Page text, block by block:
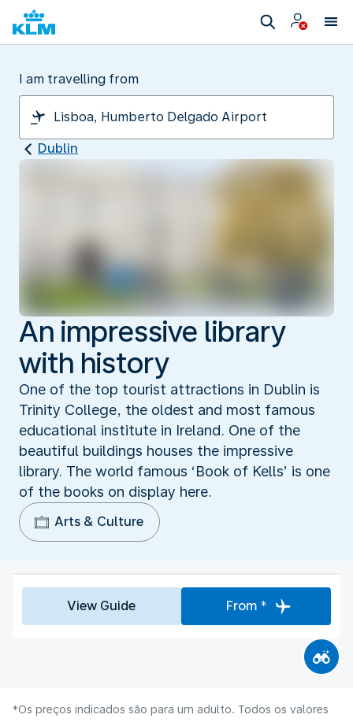
I am travelling from
Dublin
An impressive library
with history
One of the top tourist attractions in Dublin is
Trinity College, the oldest and most famous
educational institute in Ireland. One of the
beautiful buildings houses the impressive
library. The world famous ‘Book of Kells’ is one
of the books on display here.
Arts & Culture
View Guide From *
*Os preços indicados são para um adulto. Todos os valores